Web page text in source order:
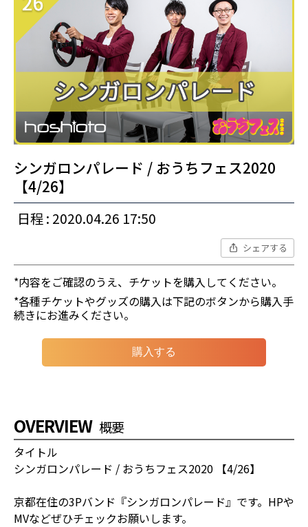
シンガロンパレード / おうちフェス2020
【4/26】
日程 : 2020.04.26 17:50
シェアする
*内容をご確認のうえ、チケットを購入してください。
*各種チケットやグッズの購入は下記のボタンから購入手
続きにお進みください。
購入する
OVERVIEW 概要
タイトル
シンガロンパレード / おうちフェス2020 【4/26】
京都在住の3Pバンド『シンガロンパレード』です。HPや
MVなどぜひチェックお願いします。